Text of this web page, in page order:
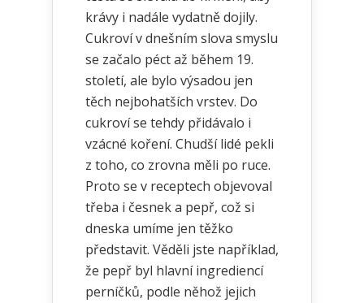
krávy i nadále vydatně dojily.
Cukroví v dnešním slova smyslu
se začalo péct až během 19.
století, ale bylo výsadou jen
těch nejbohatších vrstev. Do
cukroví se tehdy přidávalo i
vzácné koření. Chudší lidé pekli
z toho, co zrovna měli po ruce.
Proto se v receptech objevoval
třeba i česnek a pepř, což si
dneska umíme jen těžko
představit. Věděli jste například,
že pepř byl hlavní ingrediencí
perníčků, podle něhož jejich